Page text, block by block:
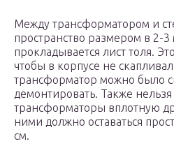
Между трансформатором и
пространство размером в 2-3
прокладывается лист толя.
чтобы в корпусе не
трансформатор можно было
демонтировать. Также нельзя
трансформаторы вплотную
ними должно оставаться
см.